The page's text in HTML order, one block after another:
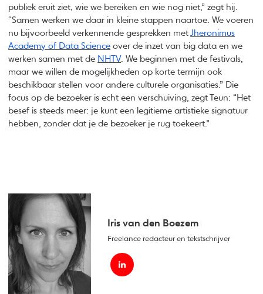
publiek eruit ziet, wie we bereiken en wie nog niet,” zegt hij.
“Samen werken we daar in kleine stappen naartoe. We voeren
nu bijvoorbeeld verkennende gesprekken metJheronimus
Academy of Data Science over de inzet van big data en we
werken samen met de NHTV. We beginnen met de festivals,
maar we willen de mogelijkheden op korte termijn ook
beschikbaar stellen voor andere culturele organisaties.” Die
focus op de bezoeker is echt een verschuiving, zegt Teun: “Het
besef is steeds meer: je kunt een legitieme artistieke signatuur
hebben, zonder dat je de bezoeker je rug toekeert.”
Iris van den Boezem
Freelance redacteur en tekstschrijver